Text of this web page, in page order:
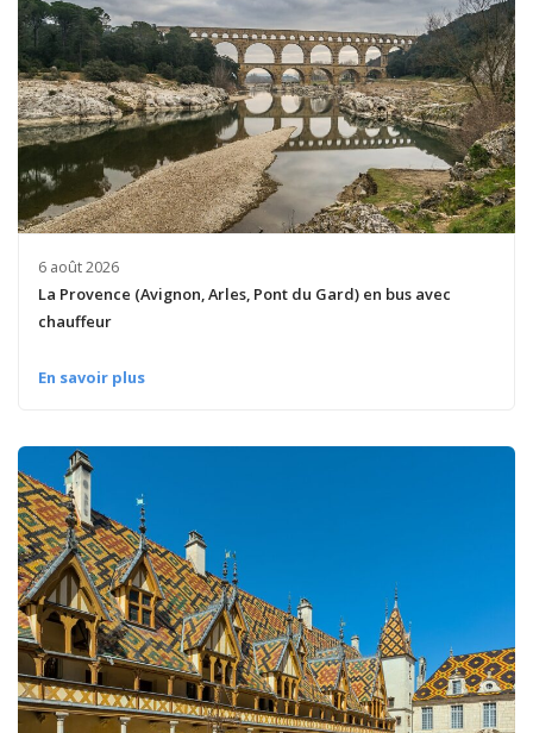
6 août 2026
La Provence (Avignon, Arles, Pont du Gard) en bus avec
chauffeur
En savoir plus